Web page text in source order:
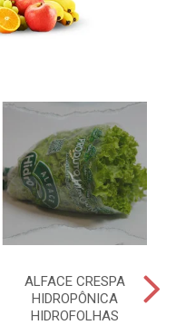
ALFACE CRESPA
HIDROPÔNICA
HIDROFOLHAS